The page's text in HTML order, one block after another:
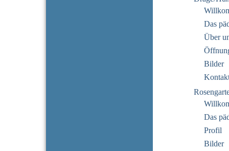
Das
Über
Bilder
Das
Profil
Bilder